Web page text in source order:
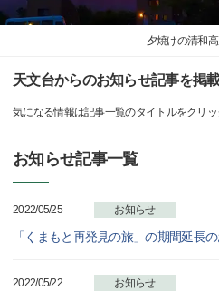
夕焼けの清和
天文台からのお知らせ記事を掲
気になる情報は記事一覧のタイトルをクリッ
お知らせ記事一覧
2022/05/25 お知らせ
「くまもと再発見の旅」の期間延長
2022/05/22 お知らせ